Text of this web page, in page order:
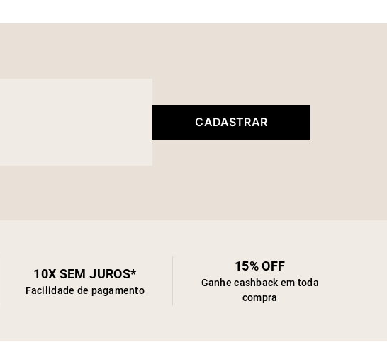
CADASTRAR
10X SEM JUROS*
Facilidade de pagamento
15% OFF
Ganhe cashback em toda
compra